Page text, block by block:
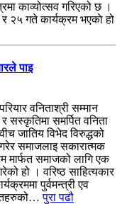
काव्योत्सव गरिएको छ ।
२५ गते कार्यक्रम भएकाे हो
पाइ
वनिताश्री सम्मान
सस्कृतिमा समर्पित वनिता
जातिय विभेद विरुद्धको
समाजलाइ सकारात्मक
मार्फत समाजको लागि एक
हो । वरिष्ठ साहित्यकार
पुर्वमन्त्री एव
पुरा पढौ